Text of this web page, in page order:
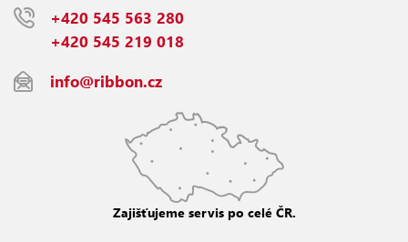
+420 545 563 280
+420 545 219 018
info@ribbon.cz
Zajišťujeme servis po celé ČR.